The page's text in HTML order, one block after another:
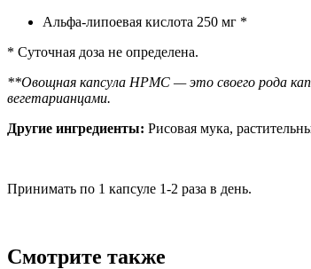
Альфа-липоевая кислота 250 мг *
* Суточная доза не определена.
**Овощная капсула HPMC — это своего рода
вегетарианцами.
Другие ингредиенты: Рисовая мука,
Принимать по 1 капсуле 1-2 раза в день.
Смотрите также